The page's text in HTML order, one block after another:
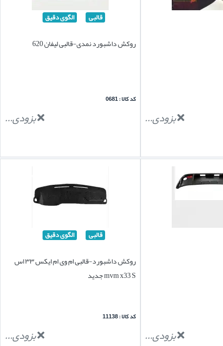
بزودی...
قالبی الگوی دقیق
روکش داشبورد نمدی-قالبی لیفان 620
کد کالا : 0681
بزودی...
بزودی...
قالبی الگوی دقیق
روکش داشبورد-قالبی ام وی ام ایکس ۳۳ اس
mvm x33 S جدید
کد کالا : 11138
بزودی...